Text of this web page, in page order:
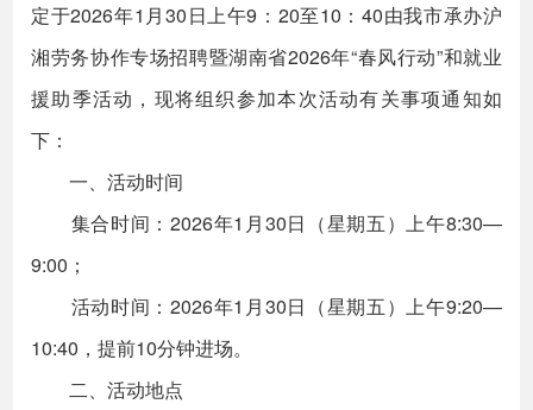
定于2026年1月30日上午9：20至10：40由我市承办沪
湘劳务协作专场招聘暨湖南省2026年“春风行动”和就业
援助季活动，现将组织参加本次活动有关事项通知如
下：
一、活动时间
集合时间：2026年1月30日（星期五）上午8:30—
9:00；
活动时间：2026年1月30日（星期五）上午9:20—
10:40，提前10分钟进场。
二、活动地点